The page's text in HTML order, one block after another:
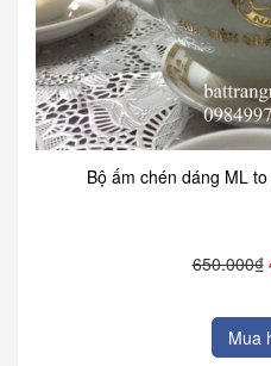
Bộ ấm chén dáng ML
650.000₫
Mua